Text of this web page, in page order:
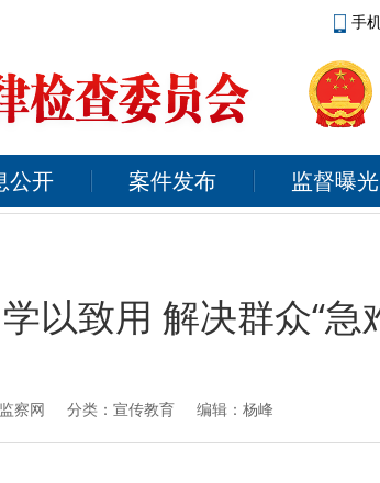
手
公开 案件发布 监督曝光
以致用 解决群众“急
察网 分类：宣传教育 编辑：杨峰